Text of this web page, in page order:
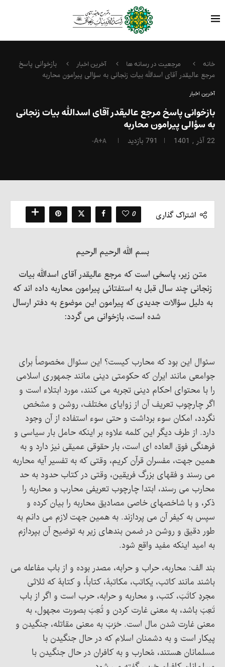
خانه مرجعیت در رسانه ها آخرین اخبار
بازخوانی پاسخ
مرجع عالیقدر آقای اسدالله بیات زنجانی به سؤالی پیرامون محاربه
آخرین اخبار
بازخوانی پاسخ مرجع عالیقدر آقای اسدالله بیات زنجانی
به سؤالی پیرامون محاربه
22 آذر , 1401 791 بازدید A+A-
اشتراک گذاری 0
بسم الله الرحیم الرحیم
متن زیر، پاسخی است که مرجع عالیقدر آقای اسدالله بیات
زنجانی چند سال قبل به استفتائی پیرامون محاربه داده اند که
به دلیل سؤالات جدیدی که پیرامون این موضوع به دفتر ارسال
شده است، بازخوانی می گردد:
سئوال این بود که محارب کیست؟ این سئوال مخصوصاً برای
جوامعی مانند ایران که حکومتی دینی مانند جمهوری اسلامی
را با محتوای احکام دینی تجربه می کنند، مورد ابتلاء است و
اگر چارچوب تعریف آن از زوایای مختلف، روشن و مشخص
نگردد، امکان سوء برداشت و حتی سوء استفاده از آن وجود
دارد. از طرف دیگر این کلمه علاوه بر اینکه حامل بار سیاسی و
فرهنگی فوق العاده ای است، بار حقوقی عمیقی نیز دارد و به
همین جهت، مفسران قرآن کریم، وقتی که به تفسیر آیه محاربه
می رسند و فقهای بزرگ فریقین، وقتی در کتاب حدود به حد
محارب می رسند، ابتدا چارچوب تعریفی محارب و محاربه را
ذکر، و با شاخصهای خاصی مصادیق محاربه را بیان کرده و
سپس به کیفر آن می پردازند. به همین جهت لازم می دانم به
طور دقیق و روشن در ضمن بندهای زیر به توضیح آن بپردازم
به امید اینکه مفید واقع شود.
بند الف: محاربه، حراب و حرابه، مصدر بوده و از باب مفاعله می
باشند مانند کاتب، یکاتب، مکاتبهً، کتاباً، و کتابهً که ثلاثی
مجردِ کاتَبَ، کتب، و محاربه و حرابه، حرب است و اگر از باب
تَعِبَ باشد، به معنی غارت کردن و تُعِبَ بصورت مجهول، به
معنی غارت شدن مال است. حَرَبَ به معنی مقاتله، جنگیدن و
پیکار است و به دشمنان اسلام که در حال جنگیدن با
مسلمانان هستند، مُحارب و به کافران در حال جنگیدن با